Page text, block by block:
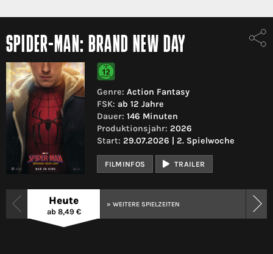
SPIDER-MAN: BRAND NEW DAY
Genre: Action Fantasy
FSK: ab 12 Jahre
Dauer: 146 Minuten
Produktionsjahr: 2026
Start: 29.07.2026 | 2. Spielwoche
FILMINFOS TRAILER
Heute
ab 8,49 €
» WEITERE SPIELZEITEN